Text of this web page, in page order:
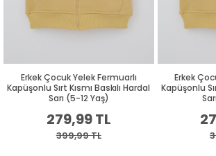
Erkek Çocuk Yelek Fermuarlı
Kapüşonlu Sırt Kısmı Baskılı Hardal
Sarı (5-12 Yaş)
279,99 TL
399,99 TL
Erkek
Kapüşonlu